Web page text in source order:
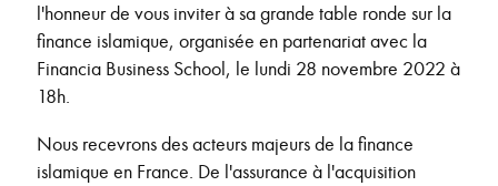
l'honneur de vous inviter à sa grande table ronde sur la
finance islamique, organisée en partenariat avec la
Financia Business School, le lundi 28 novembre 2022 à
18h.
Nous recevrons des acteurs majeurs de la finance
islamique en France. De l'assurance à l'acquisition